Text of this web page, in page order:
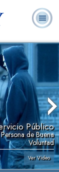
Frecuentes
Público
de Buena
Voluntad
Ver Video